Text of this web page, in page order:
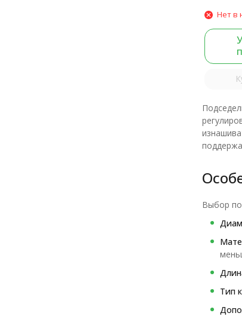
Нет в
Выбор
Тип